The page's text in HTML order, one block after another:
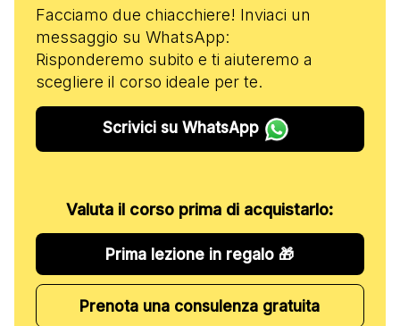
Facciamo due chiacchiere! Inviaci un
messaggio su WhatsApp:
Risponderemo subito e ti aiuteremo a
scegliere il corso ideale per te.
Scrivici su WhatsApp
Valuta il corso prima di acquistarlo:
Prima lezione in regalo 🎁
Prenota una consulenza gratuita